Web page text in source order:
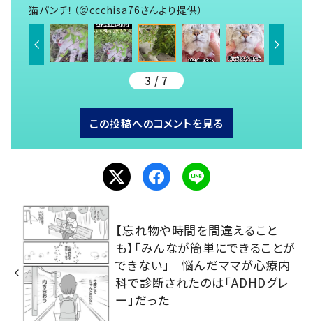
猫パンチ！（＠ccchisa76さんより提供）
3 / 7
この投稿へのコメントを見る
【忘れ物や時間を間違えること
も】「みんなが簡単にできることが
できない」 悩んだママが心療内
科で診断されたのは「ADHDグレ
ー」だった